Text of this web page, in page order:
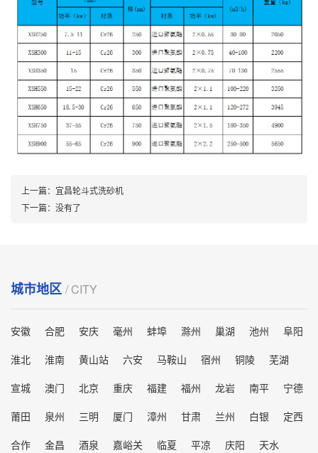
上一篇： 宜昌轮斗式洗砂机
下一篇： 没有了
城市地区 / CITY
安徽 合肥 安庆 毫州 蚌埠 滁州 巢湖 池州
阜阳
淮北
淮南 黄山站 六安 马鞍山 宿州 铜陵
芜湖
宣城
澳门 北京 重庆 福建 福州 龙岩 南平
宁德
莆田
泉州 三明 厦门 漳州 甘肃 兰州 白银
定西
合作
金昌 酒泉 嘉峪关 临夏 平凉 庆阳
天水